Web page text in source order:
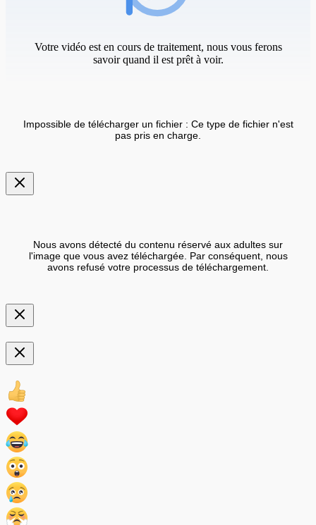
Votre vidéo est en cours de traitement, nous vous ferons
savoir quand il est prêt à voir.
Impossible de télécharger un fichier : Ce type de fichier n'est
pas pris en charge.
Nous avons détecté du contenu réservé aux adultes sur
l'image que vous avez téléchargée. Par conséquent, nous
avons refusé votre processus de téléchargement.